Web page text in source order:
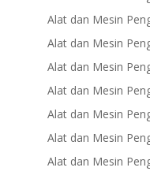
Alat dan Mesin
Alat dan Mesin
Alat dan Mesin
Alat dan Mesin
Alat dan Mesin
Alat dan Mesin
Alat dan Mesin